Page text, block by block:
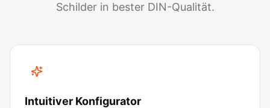
Schilder in bester DIN-Qualität.
Intuitiver Konfigurator